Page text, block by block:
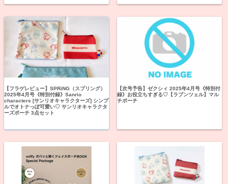
【フラゲレビュー】SPRiNG（スプリング）
2025年4月号《特別付録》Sanrio
characters [サンリオキャラクターズ] シンプ
ルでオトナっぽ可愛い♡ サンリオキャラクタ
ーズポーチ 3点セット
【次号予告】ゼクシィ 2025年4月号《特別付
録》お役立ちすぎる♡【ラプンツェル】マル
チポーチ